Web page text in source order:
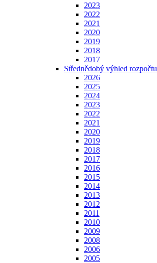
2023
2022
2021
2020
2019
2018
2017
Střednědobý výhled rozpočtu
2026
2025
2024
2023
2022
2021
2020
2019
2018
2017
2016
2015
2014
2013
2012
2011
2010
2009
2008
2006
2005